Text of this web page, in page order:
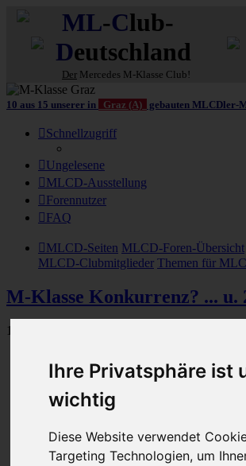
Ihre Privatsphäre ist
wichtig
Diese Website verwendet
Targeting Technologien, um
ML-Club-
Deutschland
Der Mercedes M-Klasse Club!
10 aus 15 unserer in Graz (A) gebauten MLCDler-
Schnellzugriff
Ungelesene
MLCD-Ausstellung
Forennutzer
FAQ
MLCD-Seiten MLCD-Foren-Übersicht
MLCD-Clubmitglieder Themen für
M-Klasse Konkurrenz? ... u.
1866 Beiträge
65
94
Gehe zu Seite:
Vorherige
…
63